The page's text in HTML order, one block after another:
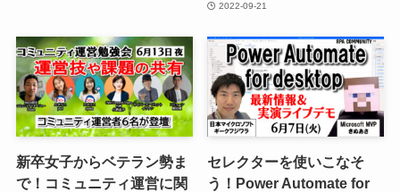
2022-09-21
新卒女子からベテラン勢ま
で！コミュニティ運営に関
セレクターを使いこなそ
う！Power Automate for